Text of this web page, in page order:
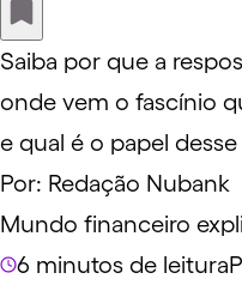
Saiba por que a
onde vem o fascínio
e qual é o papel
Por: Redação Nubank
Mundo financeiro
6 minutos de leitura